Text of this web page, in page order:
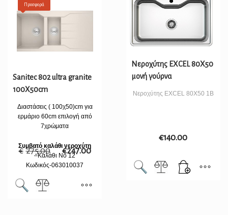
Προσφορά
Sanitec 802 ultra granite
100X50cm
Διαστάσεις ( 100χ50)cm για
ερμάριο 60cm επιλογή από
7χρώματα
Συμβατό καλάθι νεροχύτη
–Καλάθι Νο 12
Κωδικός-063010037
€ 275.00 €247.00
Νεροχύτης EXCEL 80X50
μονή γούρνα
Νεροχύτης EXCEL 80X50 1B
€140.00